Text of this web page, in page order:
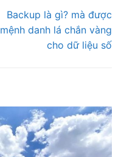
Backup là gì? mà được
mệnh danh lá chắn vàng
cho dữ liệu số